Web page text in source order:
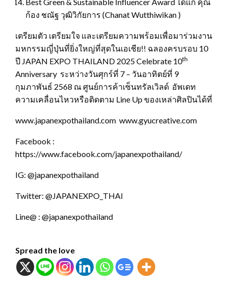
Best Green & Sustainable Influencer Award ได้แก่ คุณ
ก้อง ชณัฐ วุฒิวิกัยการ (Chanat Wutthiwikan )
เตรียมตัว เตรียมใจ และเตรียมความพร้อมเพื่อมาร่วมงาน
มหกรรมญี่ปุ่นที่ยิ่งใหญ่ที่สุดในเอเชีย!! ฉลองครบรอบ 10
ปี JAPAN EXPO THAILAND 2025 Celebrate 10th
Anniversary ระหว่างวันศุกร์ที่ 7 – วันอาทิตย์ที่ 9
กุมภาพันธ์ 2568 ณ ศูนย์การค้าเซ็นทรัลเวิลด์ อัพเดท
ความเคลื่อนไหวหรือติดตาม Line Up ของเหล่าศิลปินได้ที่
www.japanexpothailand.com www.gyucreative.com
Facebook :
https://www.facebook.com/japanexpothailand/
IG: @japanexpothailand
Twitter: @JAPANEXPO_THAI
Line@ : @japanexpothailand
Spread the love